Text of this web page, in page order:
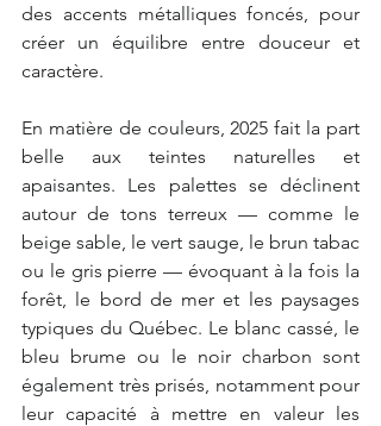
des accents métalliques foncés, pour
créer un équilibre entre douceur et
caractère.
En matière de couleurs, 2025 fait la part
belle aux teintes naturelles et
apaisantes. Les palettes se déclinent
autour de tons terreux — comme le
beige sable, le vert sauge, le brun tabac
ou le gris pierre — évoquant à la fois la
forêt, le bord de mer et les paysages
typiques du Québec. Le blanc cassé, le
bleu brume ou le noir charbon sont
également très prisés, notamment pour
leur capacité à mettre en valeur les